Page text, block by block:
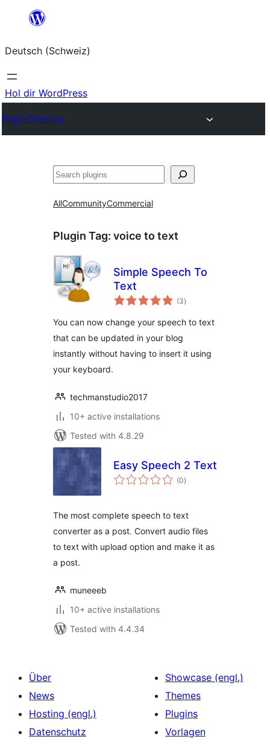
springen
Deutsch (Schweiz)
Hol dir WordPress
Plugin Directory
Suchen
AllCommunityCommercial
Plugin Tag: voice to text
Simple Speech To
Text
(3total
ratings
)
You can now change your speech to text
that can be updated in your blog
instantly without having to insert it using
your keyboard.
techmanstudio2017
10+ active installations
Tested with 4.8.29
Easy Speech 2 Text
(0total
ratings
)
The most complete speech to text
converter as a post. Convert audio files
to text with upload option and make it as
a post.
muneeeb
10+ active installations
Tested with 4.4.34
Über
News
Hosting (engl.)
Datenschutz
Showcase (engl.)
Themes
Plugins
Vorlagen